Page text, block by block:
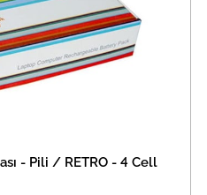
- Pili / RETRO - 4 Cell